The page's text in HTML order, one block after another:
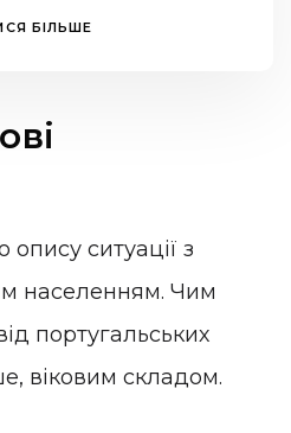
БІЛЬШЕ
ситуації з
населенням. Чим
португальських
віковим складом.